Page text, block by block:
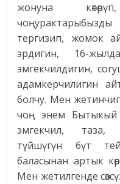
жонуна
чоңурактарыбызды
тергизип, жомок
эрдигин, 16-
эмгекчилдигин,
адамкерчилигин
болчу. Мен
чоң энем Бытыкый
эмгекчил, таза,
түйшүгүн бүт
баласынан артык
Мен жетилгенде